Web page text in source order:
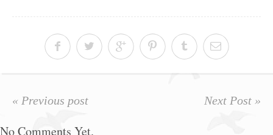
« Previous post Next Post »
No Comments Yet.